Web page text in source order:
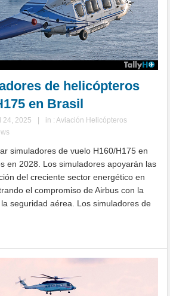
de helicópteros
en Brasil
24, 2025 in :Aviación Helicópteros
simuladores de vuelo H160/H175 en
en 2028. Los simuladores apoyarán las
del creciente sector energético en
el compromiso de Airbus con la
seguridad aérea. Los simuladores de